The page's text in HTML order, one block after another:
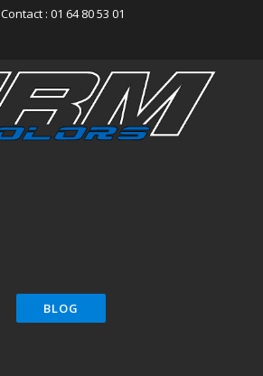
Contact : 01 64 80 53 01